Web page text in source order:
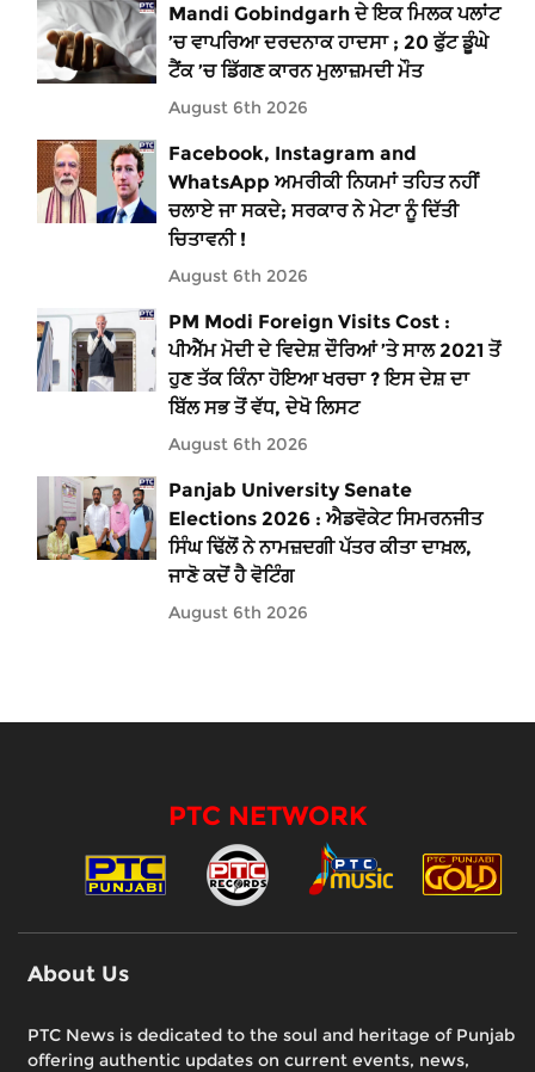
Mandi Gobindgarh ਦੇ ਇਕ ਮਿਲਕ ਪਲਾਂਟ
’ਚ ਵਾਪਰਿਆ ਦਰਦਨਾਕ ਹਾਦਸਾ ; 20 ਫੁੱਟ ਡੂੰਘੇ
ਟੈਂਕ ’ਚ ਡਿੱਗਣ ਕਾਰਨ ਮੁਲਾਜ਼ਮਦੀ ਮੌਤ
August 6th 2026
Facebook, Instagram and
WhatsApp ਅਮਰੀਕੀ ਨਿਯਮਾਂ ਤਹਿਤ ਨਹੀਂ
ਚਲਾਏ ਜਾ ਸਕਦੇ; ਸਰਕਾਰ ਨੇ ਮੇਟਾ ਨੂੰ ਦਿੱਤੀ
ਚਿਤਾਵਨੀ !
August 6th 2026
PM Modi Foreign Visits Cost :
ਪੀਐੱਮ ਮੋਦੀ ਦੇ ਵਿਦੇਸ਼ ਦੌਰਿਆਂ ’ਤੇ ਸਾਲ 2021 ਤੋਂ
ਹੁਣ ਤੱਕ ਕਿੰਨਾ ਹੋਇਆ ਖਰਚਾ ? ਇਸ ਦੇਸ਼ ਦਾ
ਬਿੱਲ ਸਭ ਤੋਂ ਵੱਧ, ਦੇਖੋ ਲਿਸਟ
August 6th 2026
Panjab University Senate
Elections 2026 : ਐਡਵੋਕੇਟ ਸਿਮਰਨਜੀਤ
ਸਿੰਘ ਢਿੱਲੋਂ ਨੇ ਨਾਮਜ਼ਦਗੀ ਪੱਤਰ ਕੀਤਾ ਦਾਖ਼ਲ,
ਜਾਣੋ ਕਦੋਂ ਹੈ ਵੋਟਿੰਗ
August 6th 2026
PTC NETWORK
About Us
PTC News is dedicated to the soul and heritage of Punjab
offering authentic updates on current events, news,